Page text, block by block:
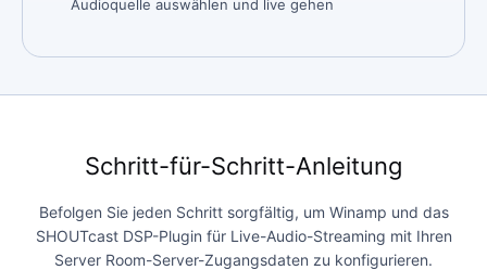
Audioquelle auswählen und live gehen
Schritt-für-Schritt-Anleitung
Befolgen Sie jeden Schritt sorgfältig, um Winamp und das
SHOUTcast DSP-Plugin für Live-Audio-Streaming mit Ihren
Server Room-Server-Zugangsdaten zu konfigurieren.